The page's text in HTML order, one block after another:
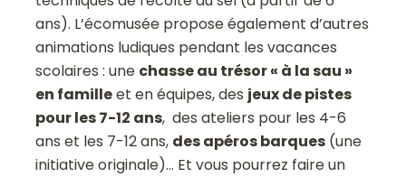
ans). L’écomusée propose également d’autres
animations ludiques pendant les vacances
scolaires : une chasse au trésor « à la sau »
en familleet en équipes, des jeux de pistes
pour les 7-12 ans, des ateliers pour les 4-6
ans et les 7-12 ans, des apéros barques (une
initiative originale)… Et vous pourrez faire un